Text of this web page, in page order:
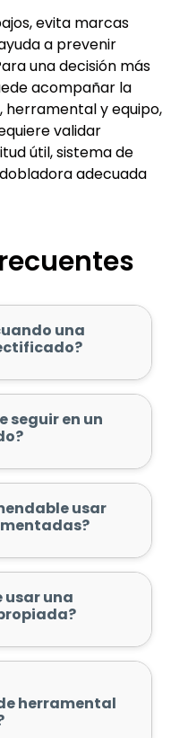
evita marcas
a prevenir
una decisión más
acompañar la
herramental y equipo,
validar
útil, sistema de
adecuada
una
seguir en un
usar
usar una
herramental